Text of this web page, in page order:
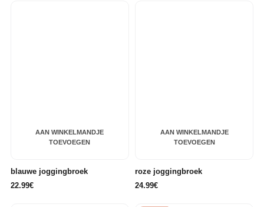
AAN WINKELMANDJE
TOEVOEGEN
blauwe joggingbroek
22.99€
AAN WINKELMANDJE
TOEVOEGEN
roze joggingbroek
24.99€